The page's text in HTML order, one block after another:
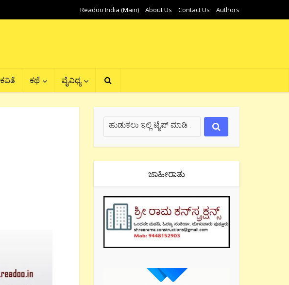
Readoo India (Main) About Us Contact Us Authors
ಕವಿತೆ ಕಥೆ ವೈವಿಧ್ಯ
ಜಾಹೀರಾತು